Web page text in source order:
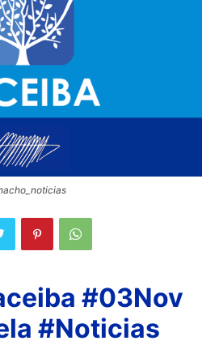
#03Nov
#Noticias